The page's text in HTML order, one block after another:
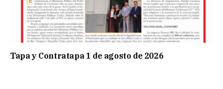
Tapa y Contratapa 1 de agosto de 2026